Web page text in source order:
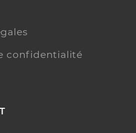
confidentialité